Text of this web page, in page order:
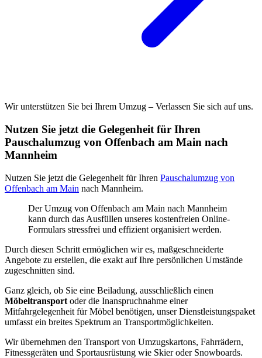
Wir unterstützen Sie bei Ihrem Umzug – Verlassen Sie sich auf uns.
Nutzen Sie jetzt die Gelegenheit für Ihren
Pauschalumzug von Offenbach am Main nach
Mannheim
Nutzen Sie jetzt die Gelegenheit für Ihren Pauschalumzug von
Offenbach am Main nach Mannheim.
Der Umzug von Offenbach am Main nach Mannheim
kann durch das Ausfüllen unseres kostenfreien Online-
Formulars stressfrei und effizient organisiert werden.
Durch diesen Schritt ermöglichen wir es, maßgeschneiderte
Angebote zu erstellen, die exakt auf Ihre persönlichen Umstände
zugeschnitten sind.
Ganz gleich, ob Sie eine Beiladung, ausschließlich einen
Möbeltransport oder die Inanspruchnahme einer
Mitfahrgelegenheit für Möbel benötigen, unser Dienstleistungspaket
umfasst ein breites Spektrum an Transportmöglichkeiten.
Wir übernehmen den Transport von Umzugskartons, Fahrrädern,
Fitnessgeräten und Sportausrüstung wie Skier oder Snowboards.